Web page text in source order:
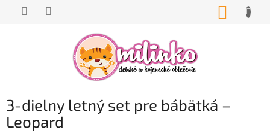
3-dielny letný set pre bábätká –
Leopard